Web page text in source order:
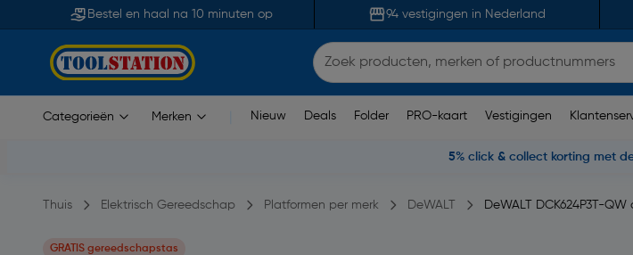
Bestel en haal na 10 minuten op 94 vestigingen in Nederland
Categorieën Merken Nieuw Deals Folder PRO-kaart Vestigingen
5% click & collect korting met
Thuis Elektrisch Gereedschap Platformen per merk DeWALT DeWALT DCK624P3T-
GRATIS gereedschapstas